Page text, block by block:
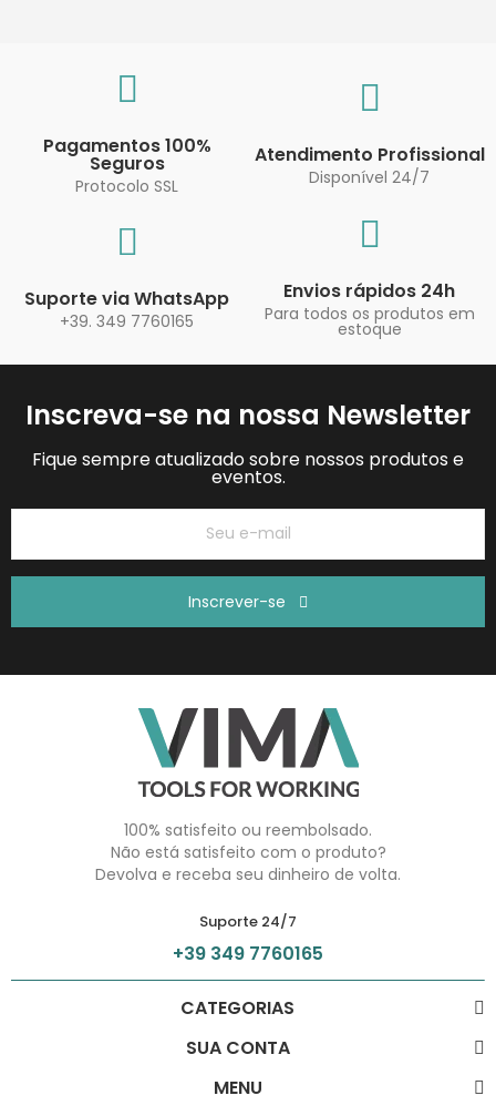
Pagamentos 100%
Seguros
Protocolo SSL
Atendimento Profissional
Disponível 24/7
Suporte via WhatsApp
+39. 349 7760165
Envios rápidos 24h
Para todos os produtos em
estoque
Inscreva-se na nossa Newsletter
Fique sempre atualizado sobre nossos produtos e
eventos.
Inscrever-se
100% satisfeito ou reembolsado.
Não está satisfeito com o produto?
Devolva e receba seu dinheiro de volta.
Suporte 24/7
+39 349 7760165
CATEGORIAS
SUA CONTA
MENU